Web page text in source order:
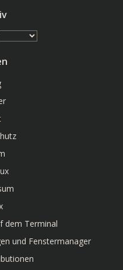
dem Terminal
und Fenstermanager